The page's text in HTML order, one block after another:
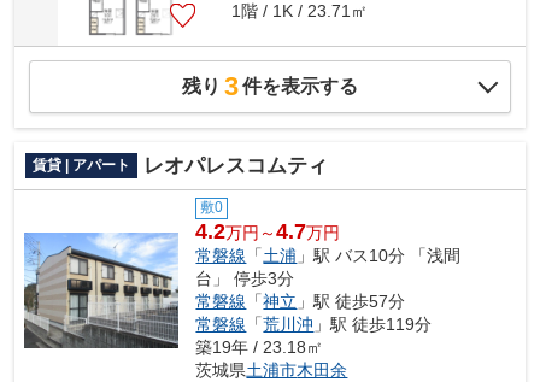
1階 / 1K / 23.71㎡
残り 3件を表示する
賃貸 | アパート レオパレスコムティ
敷0
4.2万円～4.7万円
常磐線 「土浦 」駅 バス10分 「浅間
台」 停歩3分
常磐線 「神立 」駅 徒歩57分
常磐線 「荒川沖 」駅 徒歩119分
築19年 / 23.18㎡
茨城県土浦市木田余